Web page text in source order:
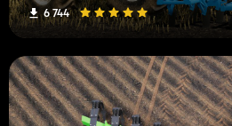
6 744